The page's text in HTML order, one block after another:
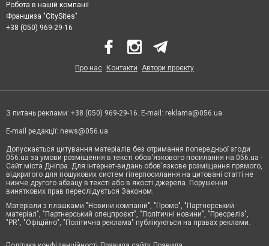
Робота в нашій компанії
Франшиза "CitySites"
+38 (050) 969-29-16
Про нас Контакти Автори проєкту
З питань реклами: +38 (050) 969-29-16. E-mail: reklama@056.ua
E-mail редакції: news@056.ua
Допускається цитування матеріалів без отримання попередньої згоди
056.ua за умови розміщення в тексті обов'язкового посилання на 056.ua -
Сайт міста Дніпра. Для інтернет-видань обов'язкове розміщення прямого,
відкритого для пошукових систем гіперпосилання на цитовані статті не
нижче другого абзацу в тексті або в якості джерела. Порушення
виняткових прав переслідується Законом.
Матеріали з плашками "Новини компаній", "Промо", "Партнерський
матеріал", "Партнерський спецпроєкт", "Політичні новини", "Пресреліз",
"PR", "Офіційно", "Політична реклама" публікуються на правах реклами.